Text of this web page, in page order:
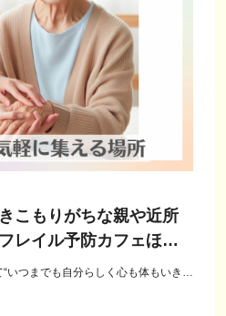
こもりがちな親や近所
レイル予防カフェほっ
いつまでも自分らしく心も体もいきい